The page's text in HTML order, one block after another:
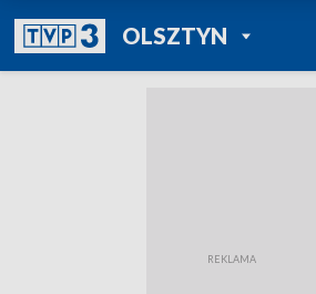
OLSZTYNPOWRÓT DO
TVP REGIONY